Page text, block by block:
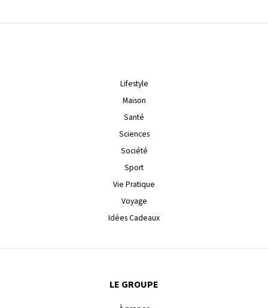
Lifestyle
Maison
Santé
Sciences
Société
Sport
Vie Pratique
Voyage
Idées Cadeaux
LE GROUPE